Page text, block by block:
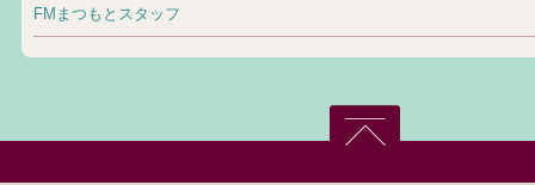
FMまつもとスタッフ